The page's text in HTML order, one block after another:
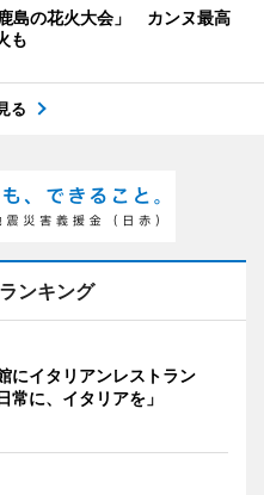
島の花火大会」 カンヌ最高
も
る
ンキング
にイタリアンレストラン
常に、イタリアを」